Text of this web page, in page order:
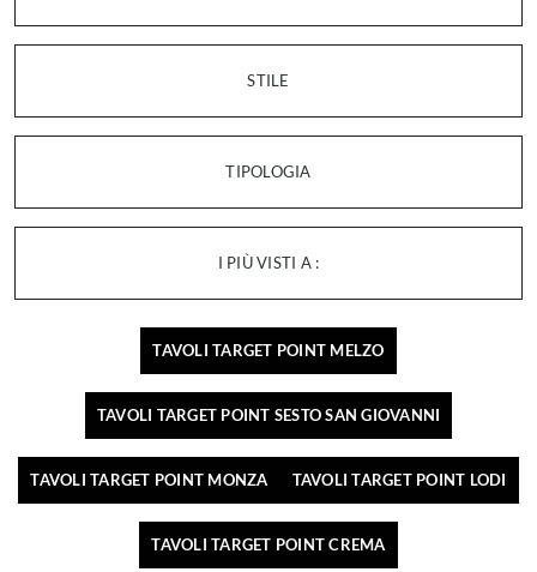
STILE
TIPOLOGIA
I PIÙ VISTI A :
TAVOLI TARGET POINT MELZO
TAVOLI TARGET POINT SESTO SAN GIOVANNI
TAVOLI TARGET POINT MONZA TAVOLI TARGET POINT LODI
TAVOLI TARGET POINT CREMA